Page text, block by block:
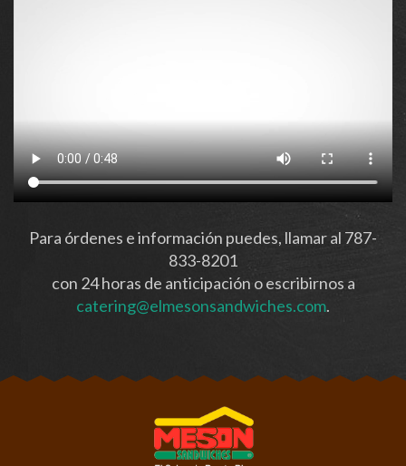
Para órdenes e información puedes, llamar al 787-
833-8201
con 24 horas de anticipación o escribirnos a
catering@elmesonsandwiches.com.